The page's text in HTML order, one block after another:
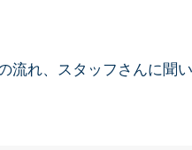
れ、スタッフさんに聞